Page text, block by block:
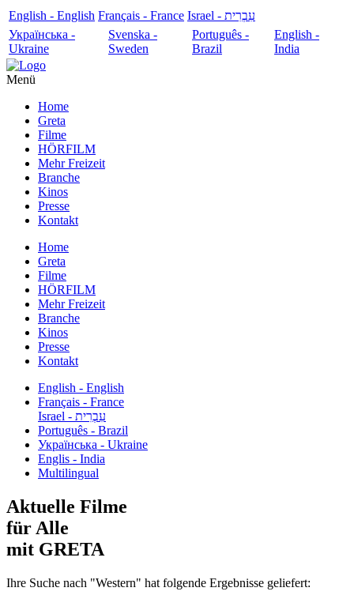
English - English Français - France
עִבְרִית - Israel
Українська -
Ukraine
Svenska -
Sweden
Português -
Brazil
English -
India
Menü
Home
Greta
Filme
HÖRFILM
Mehr Freizeit
Branche
Kinos
Presse
Kontakt
Home
Greta
Filme
HÖRFILM
Mehr Freizeit
Branche
Kinos
Presse
Kontakt
English - English
Français - France
עִבְרִית - Israel
Português - Brazil
Українська - Ukraine
Englis - India
Multilingual
Aktuelle Filme
für Alle
mit GRETA
Ihre Suche nach "Western" hat folgende Ergebnisse geliefert: